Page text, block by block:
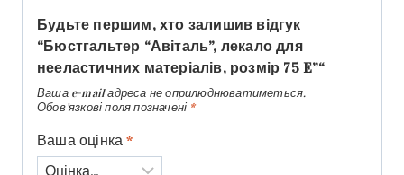
Будьте першим, хто залишив відгук
“Бюстгальтер “Авіталь”, лекало для
нееластичних матеріалів, розмір 75 E”“
Ваша e-mail адреса не оприлюднюватиметься.
Обов’язкові поля позначені *
Ваша оцінка*